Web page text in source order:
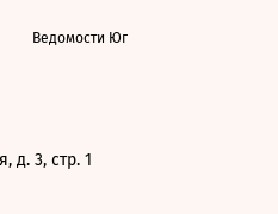
Ведомости Юг
д. 3, стр. 1